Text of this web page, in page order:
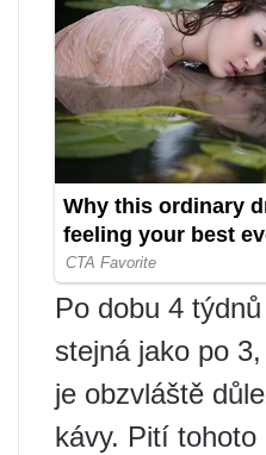
Po dobu 4
stejná jako po
je obzvláště
kávy. Pití tohoto